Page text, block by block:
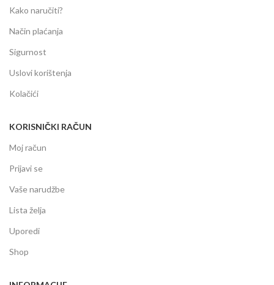
Kako naručiti?
Način plaćanja
Sigurnost
Uslovi korištenja
Kolačići
KORISNIČKI RAČUN
Moj račun
Prijavi se
Vaše narudžbe
Lista želja
Uporedi
Shop